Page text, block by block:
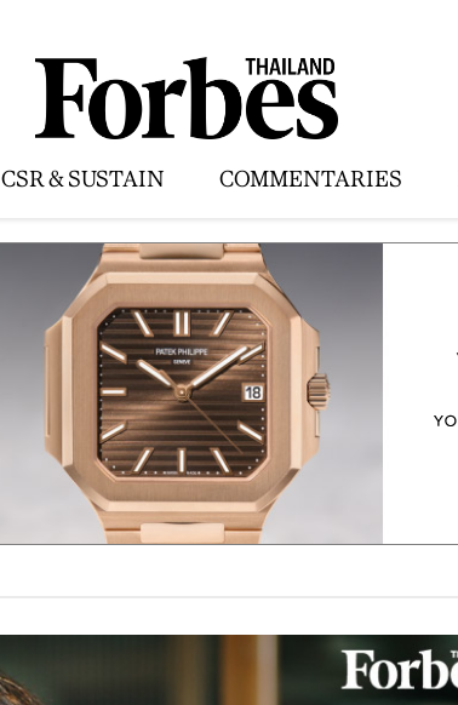
CSR & SUSTAIN COMMENTARIES